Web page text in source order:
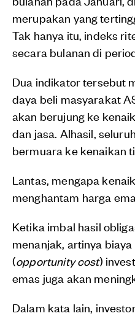
merupakan yang
Tak hanya itu, indeks
secara bulanan di
Dua indikator tersebut
daya beli masyarakat
akan berujung ke
dan jasa. Alhasil,
bermuara ke kenaikan
Lantas, mengapa
menghantam harga
Ketika imbal hasil
menanjak, artinya
(opportunity cost)
emas juga akan
Dalam kata lain,